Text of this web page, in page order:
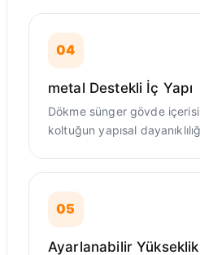
04
metal Destekli İç Yapı
Dökme sünger gövde
koltuğun yapısal
05
Ayarlanabilir Yükseklik